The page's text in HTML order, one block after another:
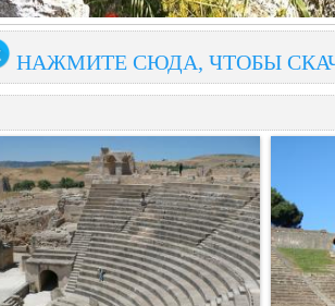
НАЖМИТЕ СЮДА, ЧТОБЫ